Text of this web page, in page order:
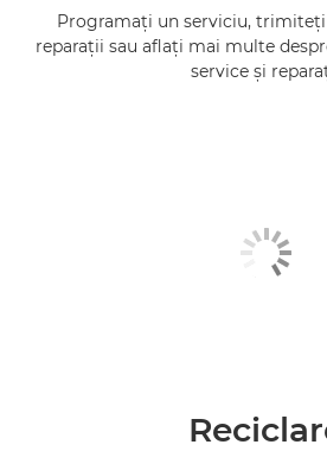
Programaţi un serviciu,
reparaţii sau aflaţi mai multe
service şi